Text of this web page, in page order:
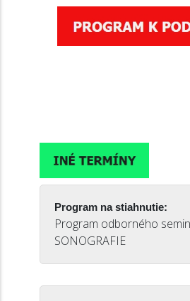
Program na stiahnutie:
Program odborného
SONOGRAFIE